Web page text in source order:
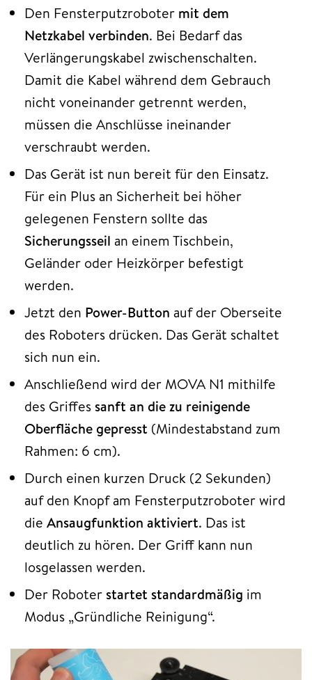
Den Fensterputzroboter mit dem
Netzkabel verbinden. Bei Bedarf das
Verlängerungskabel zwischenschalten.
Damit die Kabel während dem Gebrauch
nicht voneinander getrennt werden,
müssen die Anschlüsse ineinander
verschraubt werden.
Das Gerät ist nun bereit für den Einsatz.
Für ein Plus an Sicherheit bei höher
gelegenen Fenstern sollte das
Sicherungsseil an einem Tischbein,
Geländer oder Heizkörper befestigt
werden.
Jetzt den Power-Button auf der Oberseite
des Roboters drücken. Das Gerät schaltet
sich nun ein.
Anschließend wird der MOVA N1 mithilfe
des Griffes sanft an die zu reinigende
Oberfläche gepresst (Mindestabstand zum
Rahmen: 6 cm).
Durch einen kurzen Druck (2 Sekunden)
auf den Knopf am Fensterputzroboter wird
die Ansaugfunktion aktiviert. Das ist
deutlich zu hören. Der Griff kann nun
losgelassen werden.
Der Roboter startet standardmäßig im
Modus „Gründliche Reinigung“.